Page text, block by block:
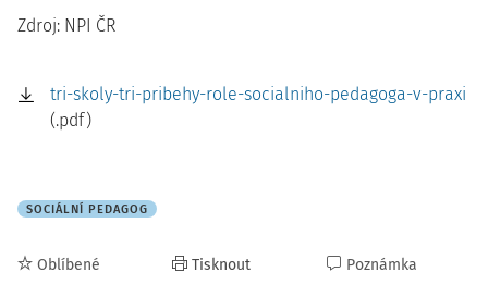
Zdroj: NPI ČR
tri-skoly-tri-pribehy-role-socialniho-pedagoga-v-praxi
(.pdf)
SOCIÁLNÍ PEDAGOG
Oblíbené Tisknout Poznámka